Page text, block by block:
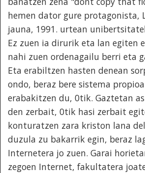
hemen dator gure protagonista,
jauna, 1991. urtean
Ez zuen ia dirurik eta lan egiten
nahi zuen ordenagailu berri eta
Eta erabiltzen hasten denean
ondo, beraz bere sistema
erabakitzen du, 0tik. Gaztetan
den zerbait, 0tik hasi zerbait
konturatzen zara kriston lana
duzula zu bakarrik egin, beraz
Internetera jo zuen. Garai
zegoen Internet, fakultatera